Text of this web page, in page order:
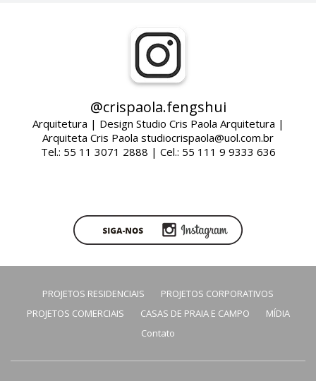
@crispaola.fengshui
Arquitetura | Design Studio Cris Paola Arquitetura |
Arquiteta Cris Paola studiocrispaola@uol.com.br
Tel.: 55 11 3071 2888 | Cel.: 55 111 9 9333 636
PROJETOS RESIDENCIAIS
PROJETOS CORPORATIVOS
PROJETOS COMERCIAIS
CASAS DE PRAIA E CAMPO
MÍDIA
Contato